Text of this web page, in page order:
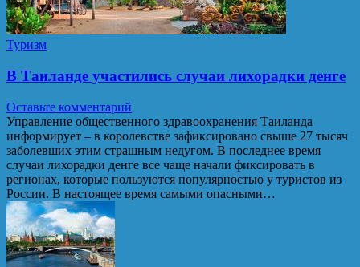
Туризм
В Таиланде участились случаи лихорадки денге
Оставьте комментарий
Управление общественного здравоохранения Таиланда
информирует – в королевстве зафиксировано свыше 27 тысяч
заболевших этим страшным недугом. В последнее время
случаи лихорадки денге все чаще начали фиксировать в
регионах, которые пользуются популярностью у туристов из
России. В настоящее время самыми опасными…